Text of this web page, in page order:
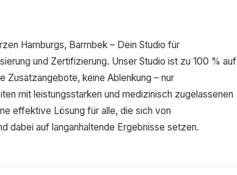
Hamburgs, Barmbek – Dein Studio für
und Zertifizierung. Unser Studio ist zu 100 % auf
Zusatzangebote, keine Ablenkung – nur
mit leistungsstarken und medizinisch zugelassenen
effektive Lösung für alle, die sich von
dabei auf langanhaltende Ergebnisse setzen.